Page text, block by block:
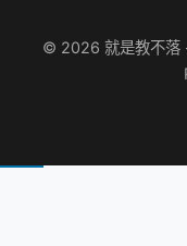
© 2026 就是教不落